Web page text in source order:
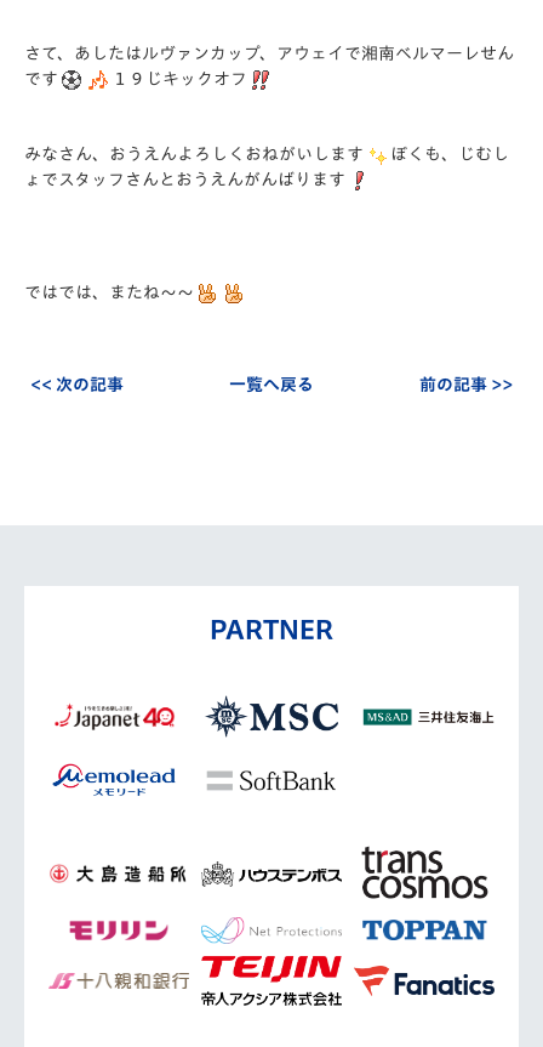
さて、あしたはルヴァンカップ、アウェイで湘南ベルマーレせん
です
１９じキックオフ
みなさん、おうえんよろしくおねがいします
ぼくも、じむし
ょでスタッフさんとおうえんがんばります
ではでは、またね～～
<< 次の記事 一覧へ戻る 前の記事 >>
PARTNER